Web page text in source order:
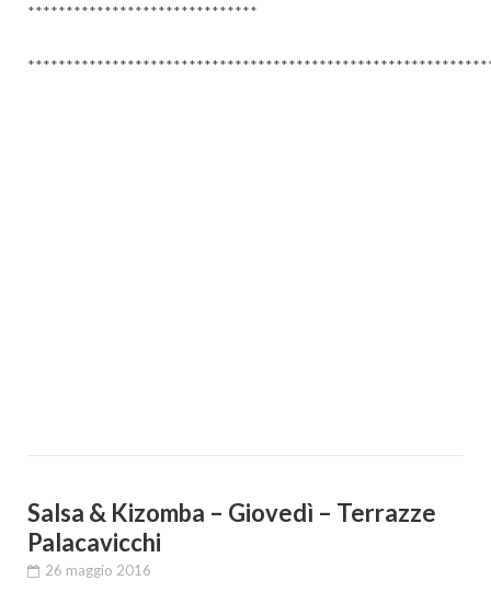
******************************
Salsa & Kizomba – Giovedì – Terrazze
Palacavicchi
26 maggio 2016